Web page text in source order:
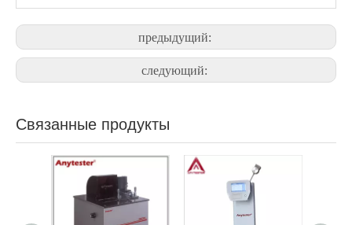
предыдущий:
следующий:
Связанные продукты